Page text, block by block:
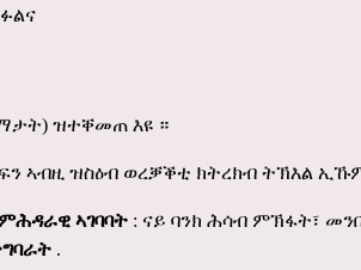
ዝተቐመጠ እዩ ።
ኣብዚ ዝስዕብ ወረቓቕቲ ክትረክብ ትኽእል
ኣገባባት : ናይ ባንክ ሕሳብ ምኽፋት፣
.